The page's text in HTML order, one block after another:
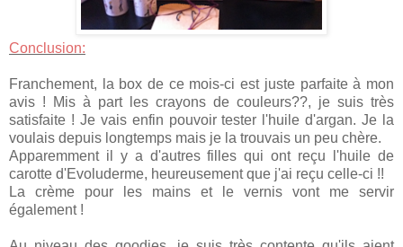
Conclusion:
Franchement, la box de ce mois-ci est juste parfaite à mon
avis ! Mis à part les crayons de couleurs??, je suis très
satisfaite ! Je vais enfin pouvoir tester l'huile d'argan. Je la
voulais depuis longtemps mais je la trouvais un peu chère.
Apparemment il y a d'autres filles qui ont reçu l'huile de
carotte d'Evoluderme, heureusement que j'ai reçu celle-ci !!
La crème pour les mains et le vernis vont me servir
également !